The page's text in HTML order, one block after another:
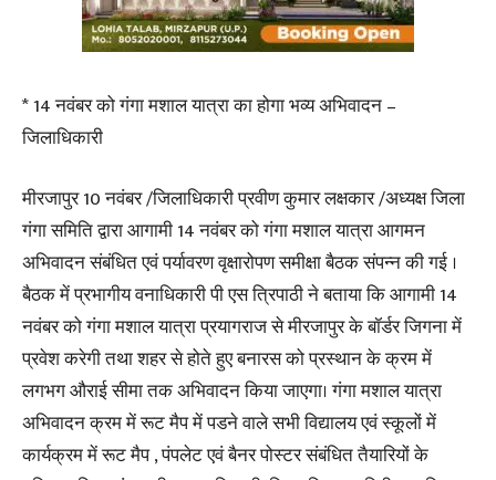
* 14 नवंबर को गंगा मशाल यात्रा का होगा भव्य अभिवादन –
जिलाधिकारी
मीरजापुर 10 नवंबर /जिलाधिकारी प्रवीण कुमार लक्षकार /अध्यक्ष जिला
गंगा समिति द्वारा आगामी 14 नवंबर को गंगा मशाल यात्रा आगमन
अभिवादन संबंधित एवं पर्यावरण वृक्षारोपण समीक्षा बैठक संपन्न की गई ।
बैठक में प्रभागीय वनाधिकारी पी एस त्रिपाठी ने बताया कि आगामी 14
नवंबर को गंगा मशाल यात्रा प्रयागराज से मीरजापुर के बॉर्डर जिगना में
प्रवेश करेगी तथा शहर से होते हुए बनारस को प्रस्थान के क्रम में
लगभग औराई सीमा तक अभिवादन किया जाएगा। गंगा मशाल यात्रा
अभिवादन क्रम में रूट मैप में पडने वाले सभी विद्यालय एवं स्कूलों में
कार्यक्रम में रूट मैप , पंपलेट एवं बैनर पोस्टर संबंधित तैयारियों के